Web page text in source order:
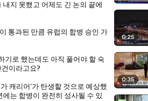
지 못했고 어제도 긴 논의 끝에
통과된 만큼 유럽의 합병 승인 가
기로 했는데도 아직 풀어야 할 숙
이라고요?
캐리어'가 탄생할 것으로 예상했
는 합병이 완전히 성사될 수 있
0:25
0:35